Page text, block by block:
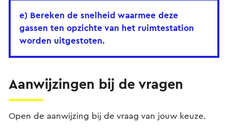
e) Bereken de snelheid waarmee deze
gassen ten opzichte van het ruimtestation
worden uitgestoten.
Aanwijzingen bij de vragen
Open de aanwijzing bij de vraag van jouw keuze.